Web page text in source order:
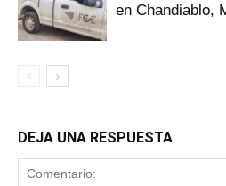
en Chandiablo,
DEJA UNA RESPUESTA